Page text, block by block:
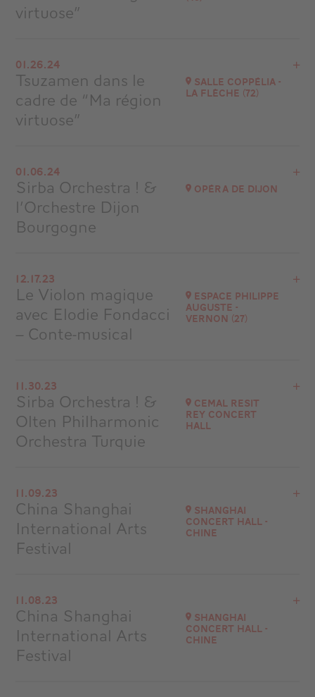
virtuose”
Saumur (49)
at14H00
01.26.24
Tsuzamen dans le
cadre de “Ma région
virtuose”
Salle Coppélia -
La Flèche (72)
La Flèche
at 20H30
01.06.24
Sirba Orchestra ! &
l’Orchestre Dijon
Bourgogne
Opéra de Dijon
Auditorium
at20H00
Go to site
Buy your tickets
12.17.23
Le Violon magique
avec Elodie Fondacci
– Conte-musical
Espace Philippe
Auguste -
Vernon (27)
Espace Philippe Auguste - Vernon (27)
Go to site
11.30.23
Sirba Orchestra ! &
Olten Philharmonic
Orchestra Turquie
Cemal Resit
Rey Concert
Hall
Istanbul - Turquie
Go to site
11.09.23
China Shanghai
International Arts
Festival
Shanghai
Concert Hall -
Chine
Shanghai Concert Hall
Chine
11.08.23
China Shanghai
International Arts
Festival
Shanghai
Concert Hall -
Chine